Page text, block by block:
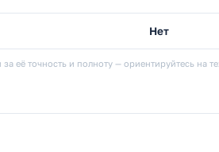
Нет
её точность и полноту — ориентируйтесь на